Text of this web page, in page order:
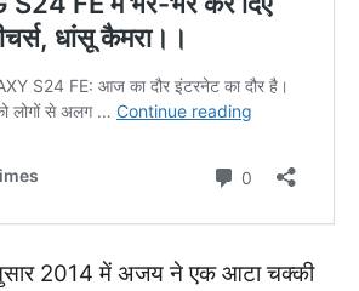
2014 में अजय ने एक आटा चक्की